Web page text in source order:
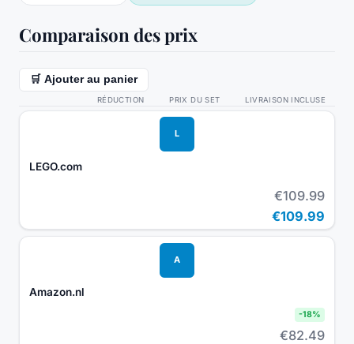
Comparaison des prix
🛒 Ajouter au panier
RÉDUCTION PRIX DU SET LIVRAISON INCLUSE
L
LEGO.com
€109.99
€109.99
A
Amazon.nl
-18%
€82.49